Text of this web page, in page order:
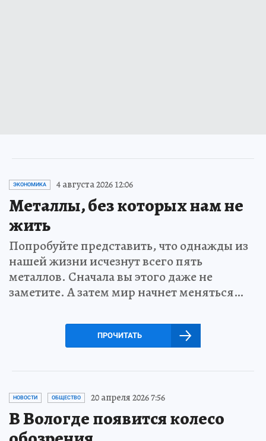
ЭКОНОМИКА 4 августа 2026 12:06
Металлы, без которых нам не
жить
Попробуйте представить, что однажды из
нашей жизни исчезнут всего пять
металлов. Сначала вы этого даже не
заметите. А затем мир начнет меняться…
ПРОЧИТАТЬ
НОВОСТИ ОБЩЕСТВО 20 апреля 2026 7:56
В Вологде появится колесо